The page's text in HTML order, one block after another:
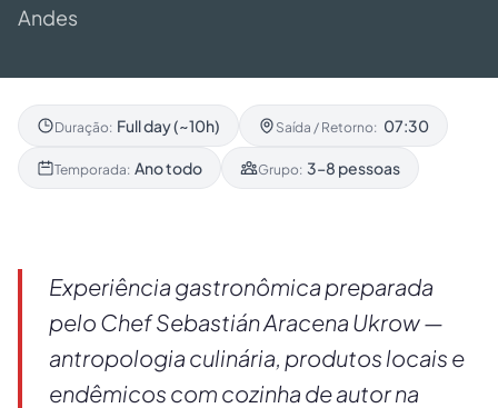
Andes
Duração: Full day (~10h) Saída / Retorno: 07:30
Temporada: Ano todo Grupo: 3–8 pessoas
Experiência gastronômica preparada
pelo Chef Sebastián Aracena Ukrow —
antropologia culinária, produtos locais e
endêmicos com cozinha de autor na